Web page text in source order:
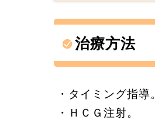
治療方法
・タイミング指導。
・ＨＣＧ注射。